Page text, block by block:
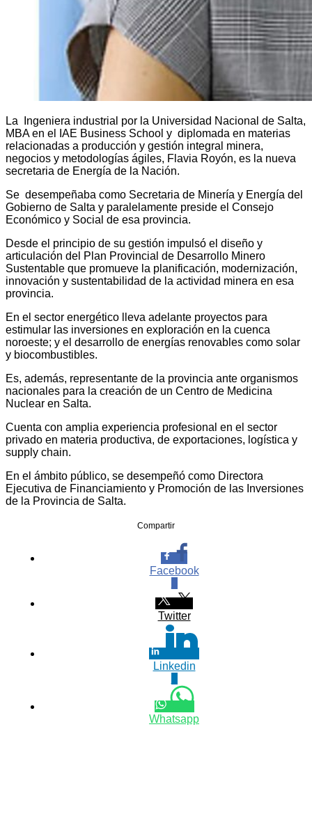
La Ingeniera industrial por la Universidad Nacional de Salta,
MBA en el IAE Business School y diplomada en materias
relacionadas a producción y gestión integral minera,
negocios y metodologías ágiles, Flavia Royón, es la nueva
secretaria de Energía de la Nación.
Se desempeñaba como Secretaria de Minería y Energía del
Gobierno de Salta y paralelamente preside el Consejo
Económico y Social de esa provincia.
Desde el principio de su gestión impulsó el diseño y
articulación del Plan Provincial de Desarrollo Minero
Sustentable que promueve la planificación, modernización,
innovación y sustentabilidad de la actividad minera en esa
provincia.
En el sector energético lleva adelante proyectos para
estimular las inversiones en exploración en la cuenca
noroeste; y el desarrollo de energías renovables como solar
y biocombustibles.
Es, además, representante de la provincia ante organismos
nacionales para la creación de un Centro de Medicina
Nuclear en Salta.
Cuenta con amplia experiencia profesional en el sector
privado en materia productiva, de exportaciones, logística y
supply chain.
En el ámbito público, se desempeñó como Directora
Ejecutiva de Financiamiento y Promoción de las Inversiones
de la Provincia de Salta.
Compartir
Facebook
Twitter
Linkedin
Whatsapp